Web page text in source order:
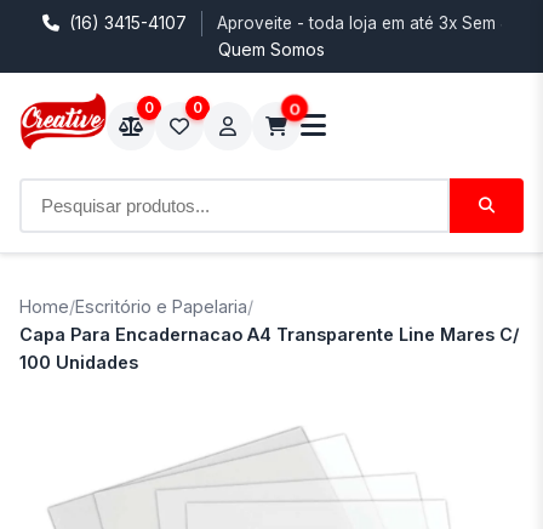
(16) 3415-4107 Aproveite - toda loja em até 3x Sem
Quem Somos
0 0 0
Home/Escritório e Papelaria/
Capa Para Encadernacao A4 Transparente Line Mares C/
100 Unidades